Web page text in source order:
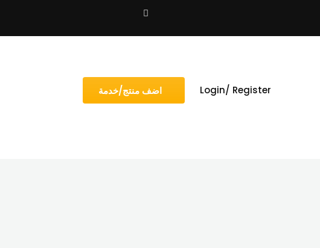
اضف منتج/خدمة Login/ Register